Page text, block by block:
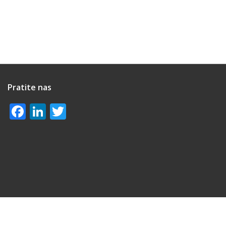
Pratite nas
Facebook
LinkedIn